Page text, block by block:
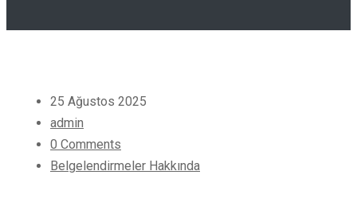
25 Ağustos 2025
admin
0 Comments
Belgelendirmeler Hakkında